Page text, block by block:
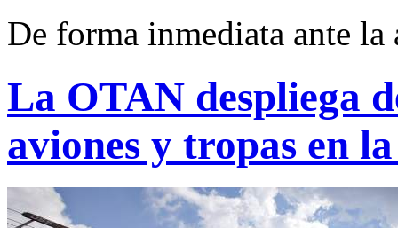
De forma inmediata ante la
La OTAN despliega
aviones y tropas en